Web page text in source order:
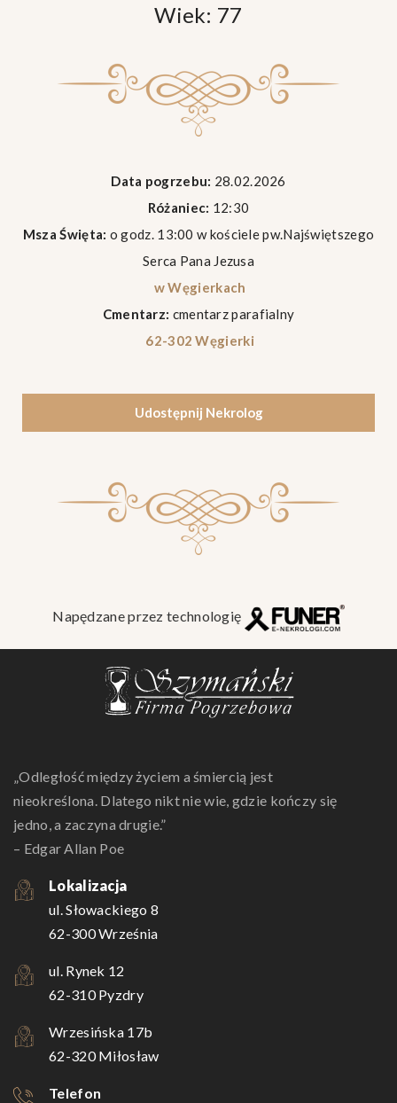
Wiek: 77
Data pogrzebu: 28.02.2026
Różaniec: 12:30
Msza Święta: o godz. 13:00 w kościele pw.Najświętszego
Serca Pana Jezusa
w Węgierkach
Cmentarz: cmentarz parafialny
62-302 Węgierki
Udostępnij Nekrolog
Napędzane przez technologię
„Odległość między życiem a śmiercią jest
nieokreślona. Dlatego nikt nie wie, gdzie kończy się
jedno, a zaczyna drugie.”
– Edgar Allan Poe
Lokalizacja
ul. Słowackiego 8
62-300 Września
ul. Rynek 12
62-310 Pyzdry
Wrzesińska 17b
62-320 Miłosław
Telefon